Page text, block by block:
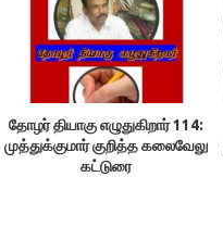
தோழர் தியாகு எழுதுகிறார் 114:
முத்துக்குமார் குறித்த கலைவேலு
கட்டுரை